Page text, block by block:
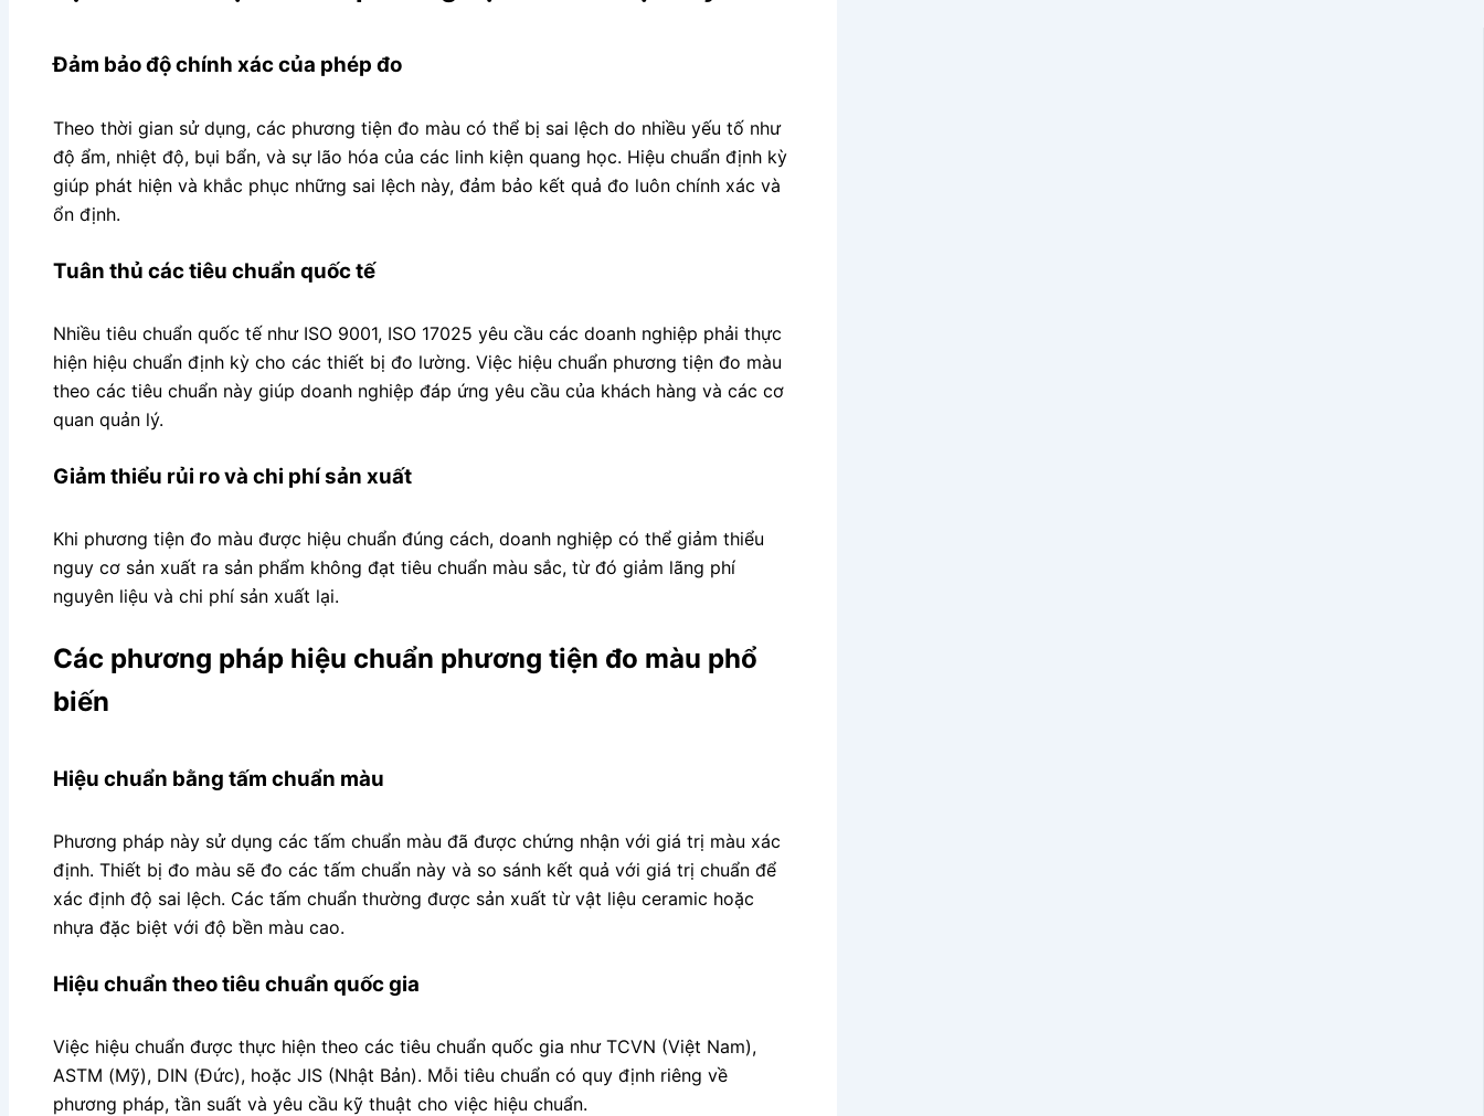
Đảm bảo độ chính xác của phép đo
Theo thời gian sử dụng, các phương tiện đo màu có thể bị sai lệch do nhiều yếu tố như
độ ẩm, nhiệt độ, bụi bẩn, và sự lão hóa của các linh kiện quang học. Hiệu chuẩn định kỳ
giúp phát hiện và khắc phục những sai lệch này, đảm bảo kết quả đo luôn chính xác và
ổn định.
Tuân thủ các tiêu chuẩn quốc tế
Nhiều tiêu chuẩn quốc tế như ISO 9001, ISO 17025 yêu cầu các doanh nghiệp phải thực
hiện hiệu chuẩn định kỳ cho các thiết bị đo lường. Việc hiệu chuẩn phương tiện đo màu
theo các tiêu chuẩn này giúp doanh nghiệp đáp ứng yêu cầu của khách hàng và các cơ
quan quản lý.
Giảm thiểu rủi ro và chi phí sản xuất
Khi phương tiện đo màu được hiệu chuẩn đúng cách, doanh nghiệp có thể giảm thiểu
nguy cơ sản xuất ra sản phẩm không đạt tiêu chuẩn màu sắc, từ đó giảm lãng phí
nguyên liệu và chi phí sản xuất lại.
Các phương pháp hiệu chuẩn phương tiện đo màu phổ
biến
Hiệu chuẩn bằng tấm chuẩn màu
Phương pháp này sử dụng các tấm chuẩn màu đã được chứng nhận với giá trị màu xác
định. Thiết bị đo màu sẽ đo các tấm chuẩn này và so sánh kết quả với giá trị chuẩn để
xác định độ sai lệch. Các tấm chuẩn thường được sản xuất từ vật liệu ceramic hoặc
nhựa đặc biệt với độ bền màu cao.
Hiệu chuẩn theo tiêu chuẩn quốc gia
Việc hiệu chuẩn được thực hiện theo các tiêu chuẩn quốc gia như TCVN (Việt Nam),
ASTM (Mỹ), DIN (Đức), hoặc JIS (Nhật Bản). Mỗi tiêu chuẩn có quy định riêng về
phương pháp, tần suất và yêu cầu kỹ thuật cho việc hiệu chuẩn.